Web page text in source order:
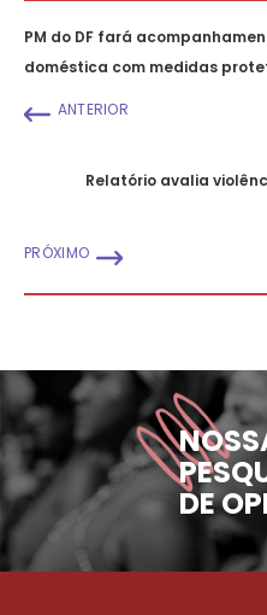
PM do DF fará
doméstica com medidas
ANTERIOR
Relatório avalia
PRÓXIMO
DE